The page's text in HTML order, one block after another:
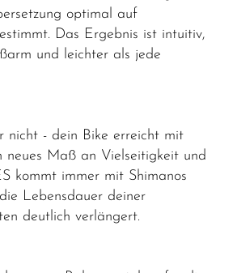
optimal auf
Das Ergebnis ist intuitiv,
und leichter als jede
nicht - dein Bike erreicht mit
neues Maß an Vielseitigkeit und
kommt immer mit Shimanos
Lebensdauer deiner
deutlich verlängert.